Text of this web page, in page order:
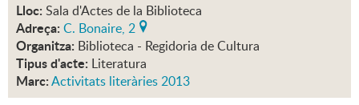
Lloc: Sala d'Actes de la Biblioteca
Adreça: C. Bonaire, 2
Organitza: Biblioteca - Regidoria de Cultura
Tipus d'acte: Literatura
Marc:Activitats literàries 2013